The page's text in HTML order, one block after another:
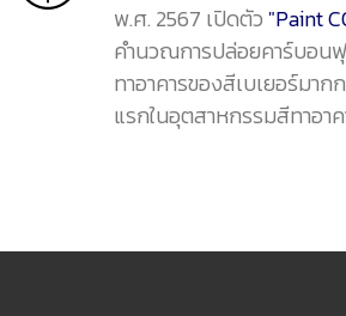
พ.ศ. 2567 เปิดตัว "Paint
คำนวณการปล่อยคาร์บอน
ทาอาคารของสีเบเยอร์มาก
แรกในอุตสาหกรรมสีทาอาค